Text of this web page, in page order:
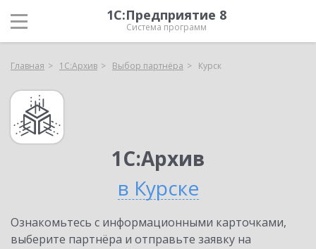
1С:Предприятие 8
Система программ
Главная 1С:Архив Выбор партнёра Курск
1С:Архив
в Курске
Ознакомьтесь с информационными карточками,
выберите партнёра и отправьте заявку на